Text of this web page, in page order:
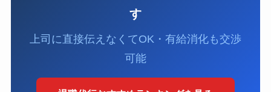
す
上司に直接伝えなくてOK・有給消化も交渉
可能